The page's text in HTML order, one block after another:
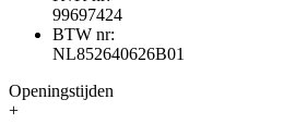
99697424
BTW nr:
NL852640626B01
Openingstijden
+